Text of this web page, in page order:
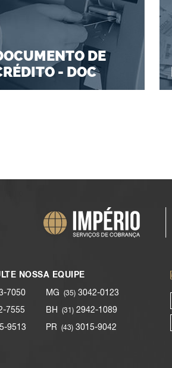
DE
- DOC
NOSSA EQUIPE
7050
7555
9513
MG (35) 3042-0123
BH (31) 2942-1089
PR (43) 3015-9042